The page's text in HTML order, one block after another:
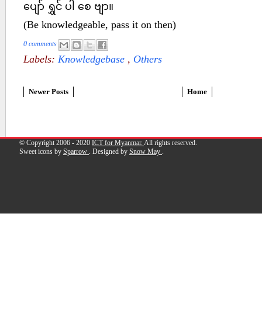
ပျော် ရွှင် ပါ စေ ဗျာ။
(Be knowledgeable, pass it on then)
0 comments
Labels: Knowledgebase , Others
Newer Posts Home
© Copyright 2006 - 2020 ICT for Myanmar. All rights reserved.
Sweet icons by Sparrow . Designed by Snow May .